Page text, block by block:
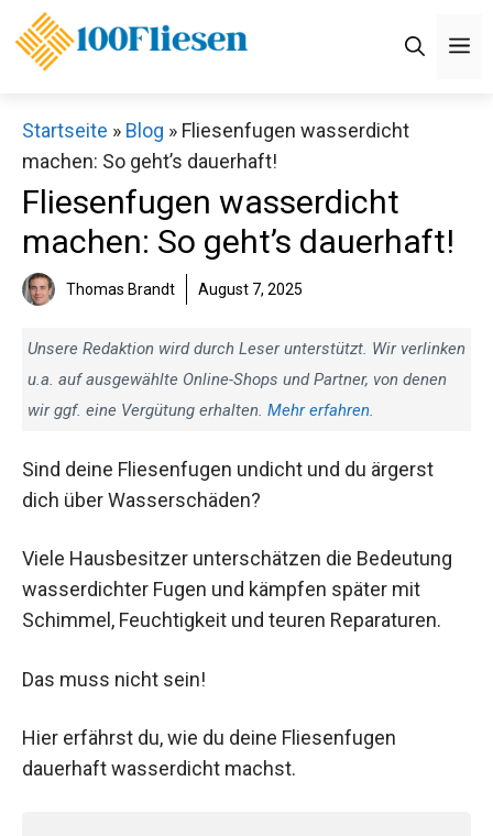
Zum
Inhalt
springen
Startseite » Blog » Fliesenfugen wasserdicht
machen: So geht’s dauerhaft!
Fliesenfugen wasserdicht
machen: So geht’s dauerhaft!
Thomas Brandt August 7, 2025
Unsere Redaktion wird durch Leser unterstützt. Wir verlinken
u.a. auf ausgewählte Online-Shops und Partner, von denen
wir ggf. eine Vergütung erhalten. Mehr erfahren.
Sind deine Fliesenfugen undicht und du ärgerst
dich über Wasserschäden?
Viele Hausbesitzer unterschätzen die Bedeutung
wasserdichter Fugen und kämpfen später mit
Schimmel, Feuchtigkeit und teuren Reparaturen.
Das muss nicht sein!
Hier erfährst du, wie du deine Fliesenfugen
dauerhaft wasserdicht machst.